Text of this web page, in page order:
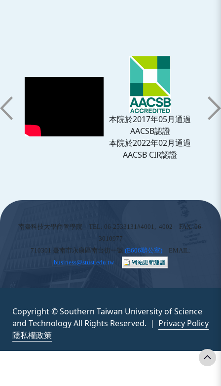
本院於2017年05月通過
AACSB認證
本院於2022年02月通過
AACSB CIR認證
南臺科技大學商管學院 TEL: 06-2533131#4001, 4002 FAX: 06-
3010977
710301 臺南市永康區南台街一號 (E606辦公室)EMAIL:
business@stust.edu.tw
Copyright © Southern Taiwan University of Science
and Technology All Rights Reserved. ｜ Privacy Policy
隱私權政策